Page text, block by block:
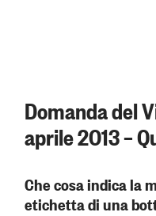
Domanda del
aprile 2013 –
Che cosa indica la
etichetta di una